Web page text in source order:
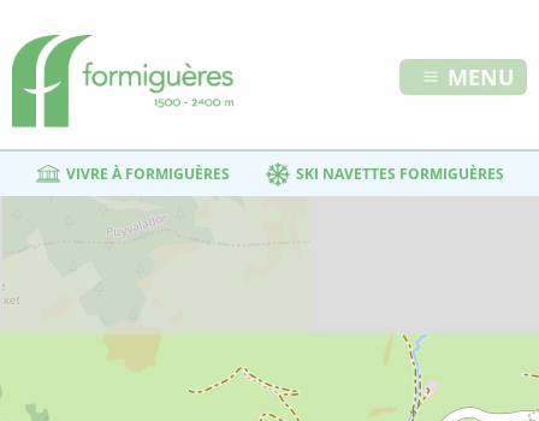
MENU
VIVRE À FORMIGUÈRES SKI NAVETTES FORMIGUÈRES